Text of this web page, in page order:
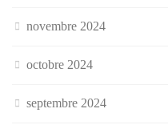
novembre 2024
octobre 2024
septembre 2024